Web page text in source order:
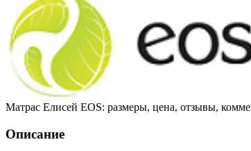
Матрас Елисей EOS: размеры, цена, отзывы,
Описание